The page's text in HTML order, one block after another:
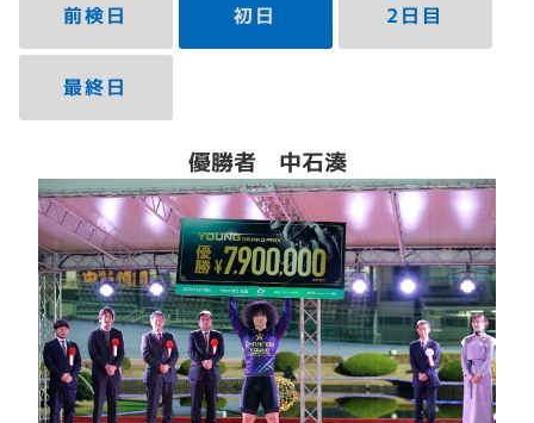
前検日 初日 2日目
最終日
優勝者 中石湊